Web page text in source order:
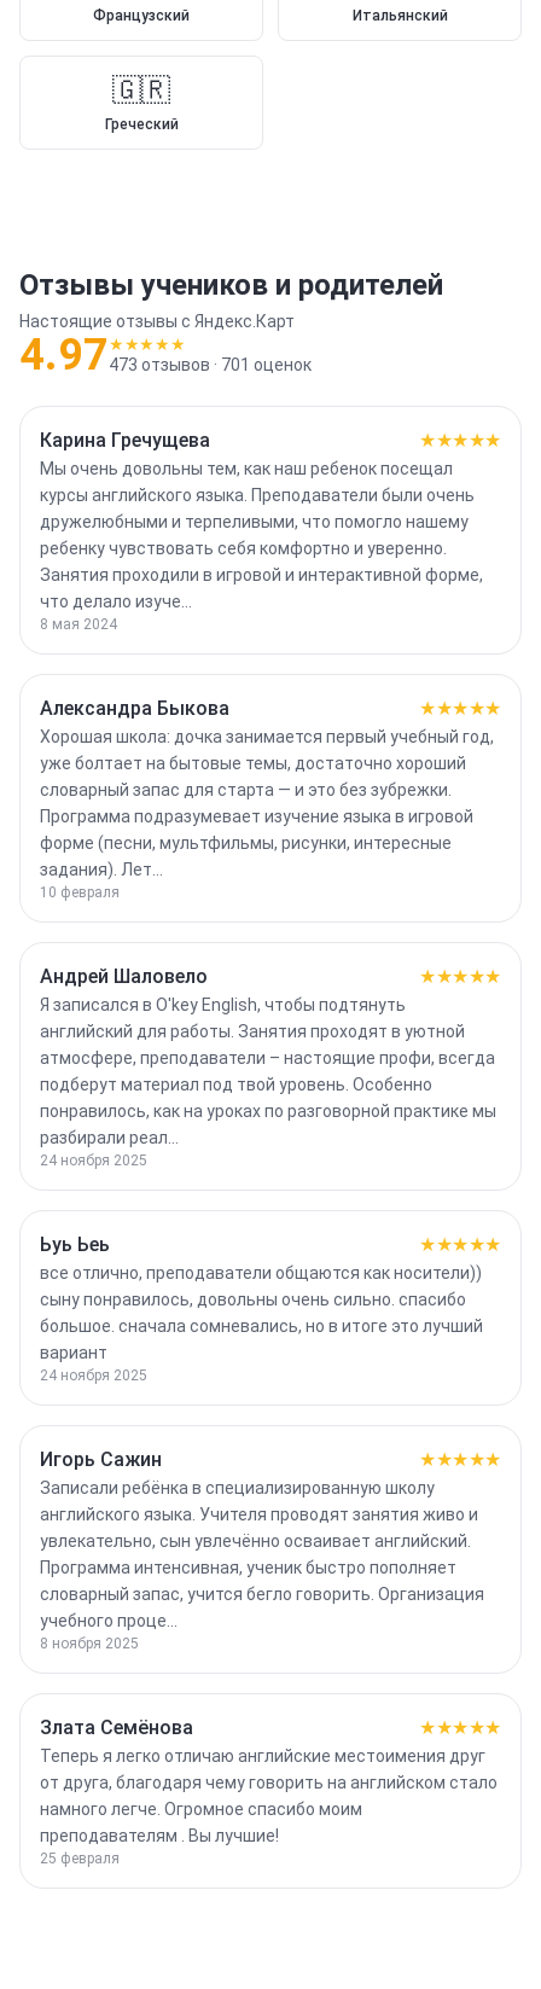
Французский Итальянский
🇬🇷
Греческий
Отзывы учеников и родителей
Настоящие отзывы с Яндекс.Карт
4.97★★★★★
473 отзывов · 701 оценок
Карина Гречущева ★★★★★
Мы очень довольны тем, как наш ребенок посещал
курсы английского языка. Преподаватели были очень
дружелюбными и терпеливыми, что помогло нашему
ребенку чувствовать себя комфортно и уверенно.
Занятия проходили в игровой и интерактивной форме,
что делало изуче…
8 мая 2024
Александра Быкова ★★★★★
Хорошая школа: дочка занимается первый учебный год,
уже болтает на бытовые темы, достаточно хороший
словарный запас для старта — и это без зубрежки.
Программа подразумевает изучение языка в игровой
форме (песни, мультфильмы, рисунки, интересные
задания). Лет…
10 февраля
Андрей Шаловело ★★★★★
Я записался в O'key English, чтобы подтянуть
английский для работы. Занятия проходят в уютной
атмосфере, преподаватели – настоящие профи, всегда
подберут материал под твой уровень. Особенно
понравилось, как на уроках по разговорной практике мы
разбирали реал…
24 ноября 2025
Ьуь Ьеь ★★★★★
все отлично, преподаватели общаются как носители))
сыну понравилось, довольны очень сильно. спасибо
большое. сначала сомневались, но в итоге это лучший
вариант
24 ноября 2025
Игорь Сажин ★★★★★
Записали ребёнка в специализированную школу
английского языка. Учителя проводят занятия живо и
увлекательно, сын увлечённо осваивает английский.
Программа интенсивная, ученик быстро пополняет
словарный запас, учится бегло говорить. Организация
учебного проце…
8 ноября 2025
Злата Семëнова ★★★★★
Теперь я легко отличаю английские местоимения друг
от друга, благодаря чему говорить на английском стало
намного легче. Огромное спасибо моим
преподавателям . Вы лучшие!
25 февраля